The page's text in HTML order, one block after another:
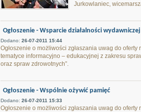
Jurkowlaniec,
Ogłoszenie - Wsparcie działalności wydawniczej
Dodano: 26-07-2011 15:44
Ogłoszenie o możliwości zgłaszania uwag do
tematyce informacyjno – edukacyjnej z zakresu
oraz spraw zdrowotnych”.
Ogłoszenie - Wspólnie ożywić pamięć
Dodano: 26-07-2011 15:33
Ogłoszenie o możliwości zgłaszania uwag do